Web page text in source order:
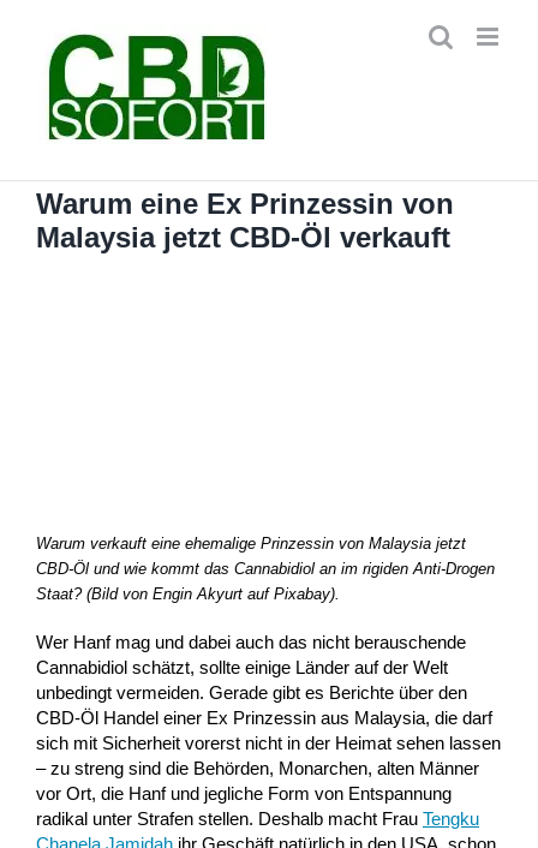
springen
Warum eine Ex Prinzessin von
Malaysia jetzt CBD-Öl verkauft
Warum verkauft eine ehemalige Prinzessin von Malaysia jetzt
CBD-Öl und wie kommt das Cannabidiol an im rigiden Anti-Drogen
Staat? (Bild von Engin Akyurt auf Pixabay).
Wer Hanf mag und dabei auch das nicht berauschende
Cannabidiol schätzt, sollte einige Länder auf der Welt
unbedingt vermeiden. Gerade gibt es Berichte über den
CBD-Öl Handel einer Ex Prinzessin aus Malaysia, die darf
sich mit Sicherheit vorerst nicht in der Heimat sehen lassen
– zu streng sind die Behörden, Monarchen, alten Männer
vor Ort, die Hanf und jegliche Form von Entspannung
radikal unter Strafen stellen. Deshalb macht Frau Tengku
Chanela Jamidah ihr Geschäft natürlich in den USA, schon